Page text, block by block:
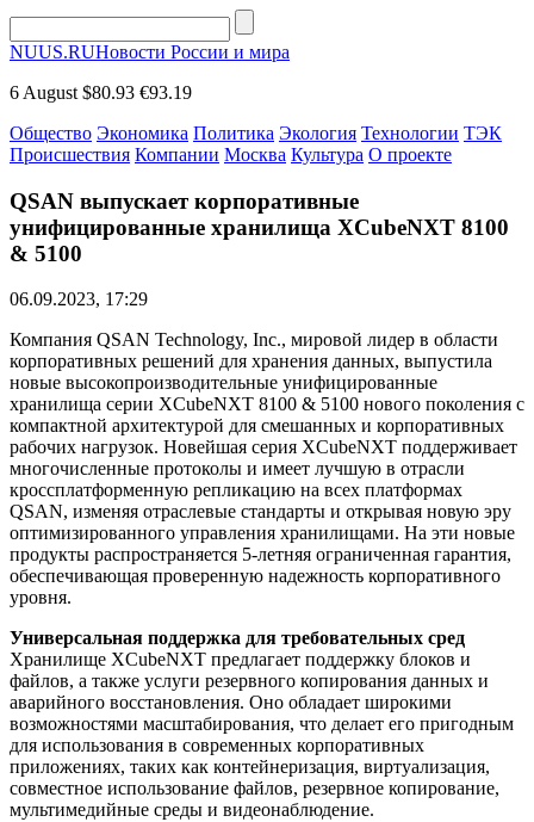
NUUS.RUНовости России и мира
6 August $80.93 €93.19
Общество Экономика Политика Экология Технологии ТЭК
Происшествия Компании Москва Культура О проекте
QSAN выпускает корпоративные
унифицированные хранилища XCubeNXT 8100
& 5100
06.09.2023, 17:29
Компания QSAN Technology, Inc., мировой лидер в области
корпоративных решений для хранения данных, выпустила
новые высокопроизводительные унифицированные
хранилища серии XCubeNXT 8100 & 5100 нового поколения с
компактной архитектурой для смешанных и корпоративных
рабочих нагрузок. Новейшая серия XCubeNXT поддерживает
многочисленные протоколы и имеет лучшую в отрасли
кроссплатформенную репликацию на всех платформах
QSAN, изменяя отраслевые стандарты и открывая новую эру
оптимизированного управления хранилищами. На эти новые
продукты распространяется 5-летняя ограниченная гарантия,
обеспечивающая проверенную надежность корпоративного
уровня.
Универсальная поддержка для требовательных сред
Хранилище XCubeNXT предлагает поддержку блоков и
файлов, а также услуги резервного копирования данных и
аварийного восстановления. Оно обладает широкими
возможностями масштабирования, что делает его пригодным
для использования в современных корпоративных
приложениях, таких как контейнеризация, виртуализация,
совместное использование файлов, резервное копирование,
мультимедийные среды и видеонаблюдение.